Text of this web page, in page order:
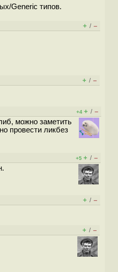
Generic типов.
+ / –
+ / –
+4 + / –
можно заметить
провести ликбез
+5 + / –
+ / –
+ / –